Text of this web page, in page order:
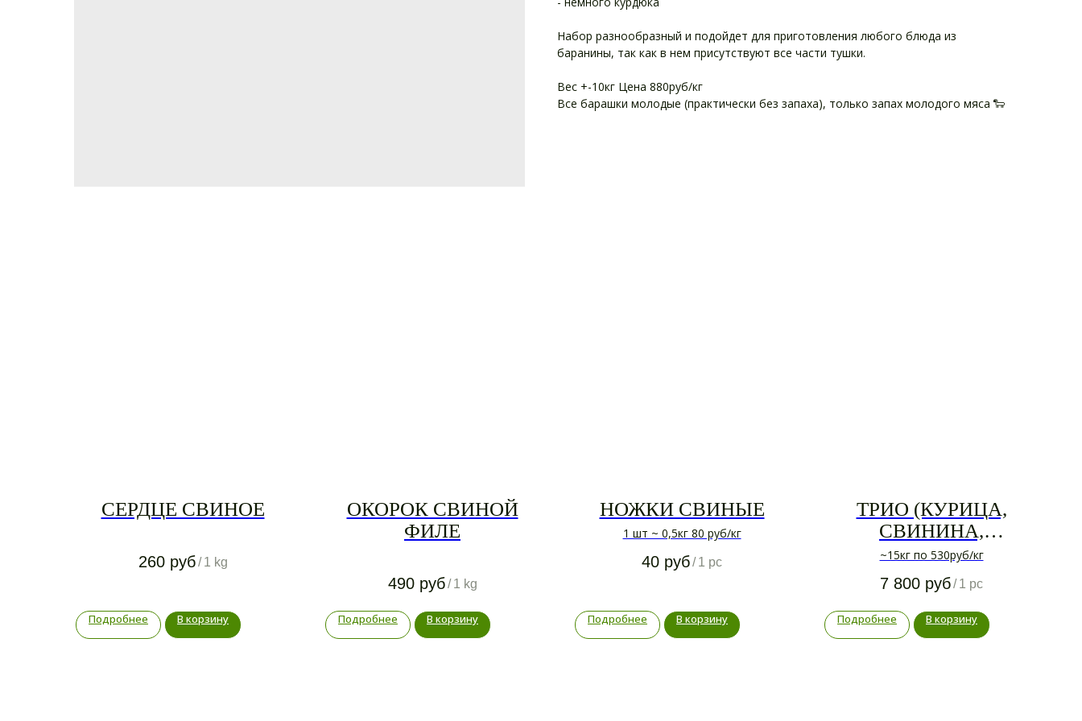
Набор разнообразный и подойдет для приготовления любого блюда из
баранины, так как в нем присутствуют все части тушки.
Вес +-10кг Цена 880руб/кг
Все барашки молодые (практически без запаха), только запах молодого мяса 🐑
СЕРДЦЕ СВИНОЕ
260 руб / 1 kg
Подробнее В корзину
ОКОРОК СВИНОЙ
ФИЛЕ
490 руб / 1 kg
Подробнее В корзину
НОЖКИ СВИНЫЕ
1 шт ~ 0,5кг 80 руб/кг
40 руб/ 1 pc
Подробнее В корзину
ТРИО (КУРИЦА,
СВИНИНА,
ТЕЛЯТИНА)
~15кг по 530руб/кг
7 800 руб/ 1 pc
Подробнее В корзину